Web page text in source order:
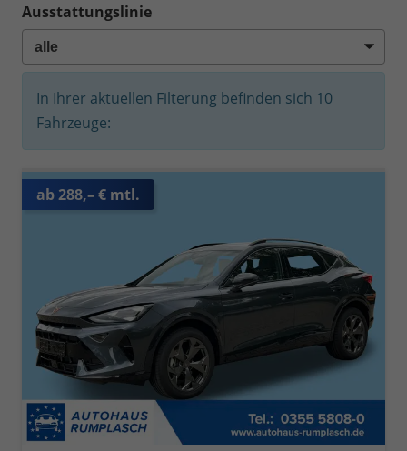
Ausstattungslinie
In Ihrer aktuellen Filterung befinden sich 10
Fahrzeuge:
ab 288,– € mtl.